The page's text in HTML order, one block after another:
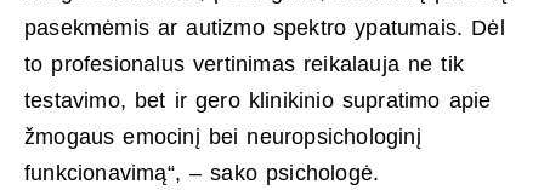
pasekmėmis ar autizmo spektro ypatumais. Dėl
to profesionalus vertinimas reikalauja ne tik
testavimo, bet ir gero klinikinio supratimo apie
žmogaus emocinį bei neuropsichologinį
funkcionavimą“, – sako psichologė.